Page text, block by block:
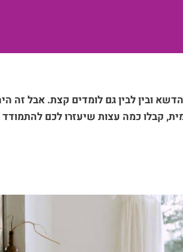
ובין לבין גם לומדים קצת. אבל זה
קבלו כמה עצות שיעזרו לכם